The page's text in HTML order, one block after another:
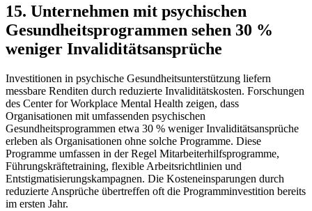
15. Unternehmen mit psychischen
Gesundheitsprogrammen sehen 30 %
weniger Invaliditätsansprüche
Investitionen in psychische Gesundheitsunterstützung liefern
messbare Renditen durch reduzierte Invaliditätskosten. Forschungen
des Center for Workplace Mental Health zeigen, dass
Organisationen mit umfassenden psychischen
Gesundheitsprogrammen etwa 30 % weniger Invaliditätsansprüche
erleben als Organisationen ohne solche Programme. Diese
Programme umfassen in der Regel Mitarbeiterhilfsprogramme,
Führungskräftetraining, flexible Arbeitsrichtlinien und
Entstigmatisierungskampagnen. Die Kosteneinsparungen durch
reduzierte Ansprüche übertreffen oft die Programminvestition bereits
im ersten Jahr.